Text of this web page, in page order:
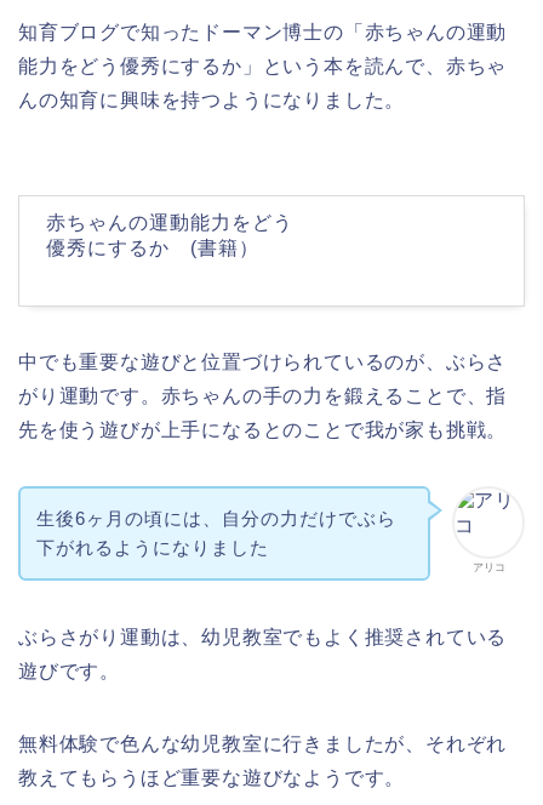
知育ブログで知ったドーマン博士の「赤ちゃんの運動
能力をどう優秀にするか」という本を読んで、赤ちゃ
んの知育に興味を持つようになりました。
赤ちゃんの運動能力をどう
優秀にするか (書籍）
中でも重要な遊びと位置づけられているのが、ぶらさ
がり運動です。赤ちゃんの手の力を鍛えることで、指
先を使う遊びが上手になるとのことで我が家も挑戦。
アリコ
生後6ヶ月の頃には、自分の力だけでぶら
下がれるようになりました
ぶらさがり運動は、幼児教室でもよく推奨されている
遊びです。
無料体験で色んな幼児教室に行きましたが、それぞれ
教えてもらうほど重要な遊びなようです。